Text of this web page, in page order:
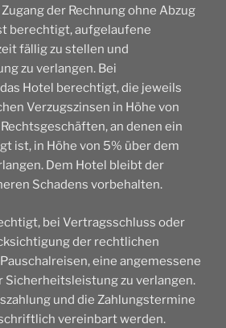
der Rechnung ohne Abzug
berechtigt, aufgelaufene
fällig zu stellen und
zu verlangen. Bei
Hotel berechtigt, die jeweils
Verzugszinsen in Höhe von
an denen ein
ist, in Höhe von 5% über dem
Dem Hotel bleibt der
Schadens vorbehalten.
bei Vertragsschluss oder
der rechtlichen
eine angemessene
Sicherheitsleistung zu verlangen.
und die Zahlungstermine
vereinbart werden.